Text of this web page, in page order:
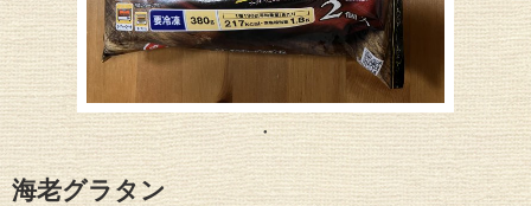
海老グラタン